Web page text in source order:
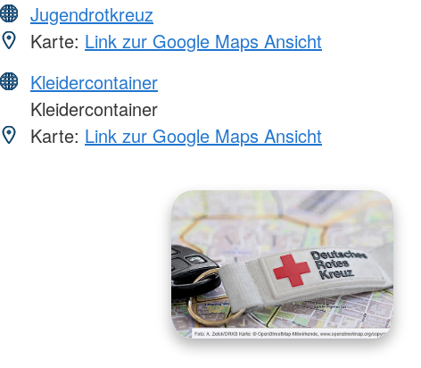
Jugendrotkreuz
Karte: Link zur Google Maps Ansicht
Kleidercontainer
Kleidercontainer
Karte: Link zur Google Maps Ansicht